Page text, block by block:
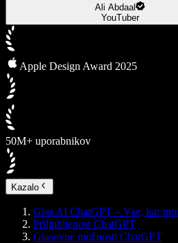
Ali Abdaal
YouTuber
Apple Design Award 2025
50M+ uporabnikov
Kazalo
Glas AI ChatGPT – Vse, kar
Priljubljenost ChatGPT
Glasovne možnosti ChatGPT